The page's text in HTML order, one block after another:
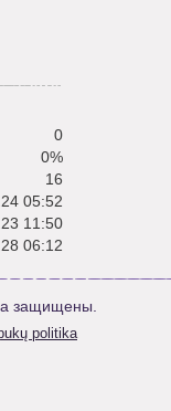
0
0%
16
05:52
11:50
06:12
защищены.
politika